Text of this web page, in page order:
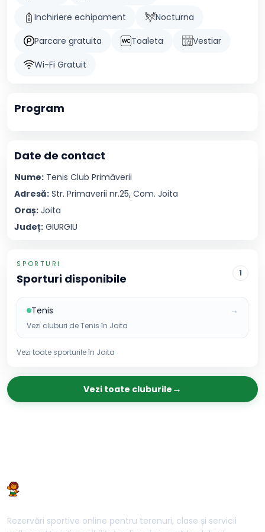
Inchiriere echipament
Nocturna
Parcare gratuita
Toaleta
Vestiar
Wi-Fi Gratuit
Program
Date de contact
Nume: Tenis Club Primăverii
Adresă: Str. Primaverii nr.25, Com. Joita
Oraș: Joita
Județ: GIURGIU
SPORTURI
Sporturi disponibile 1
Tenis →
Vezi cluburi deTenis în Joita
Vezi toate sporturile în Joita
Vezi toate cluburile →
Rezervări sportive online pentru terenuri, clase și servicii